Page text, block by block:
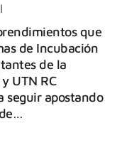
que
de Incubación
de la
UTN RC
seguir apostando